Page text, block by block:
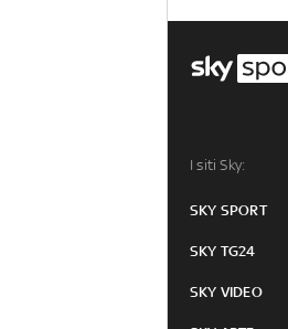
I siti Sky:
SKY SPORT
SKY TG24
SKY VIDEO